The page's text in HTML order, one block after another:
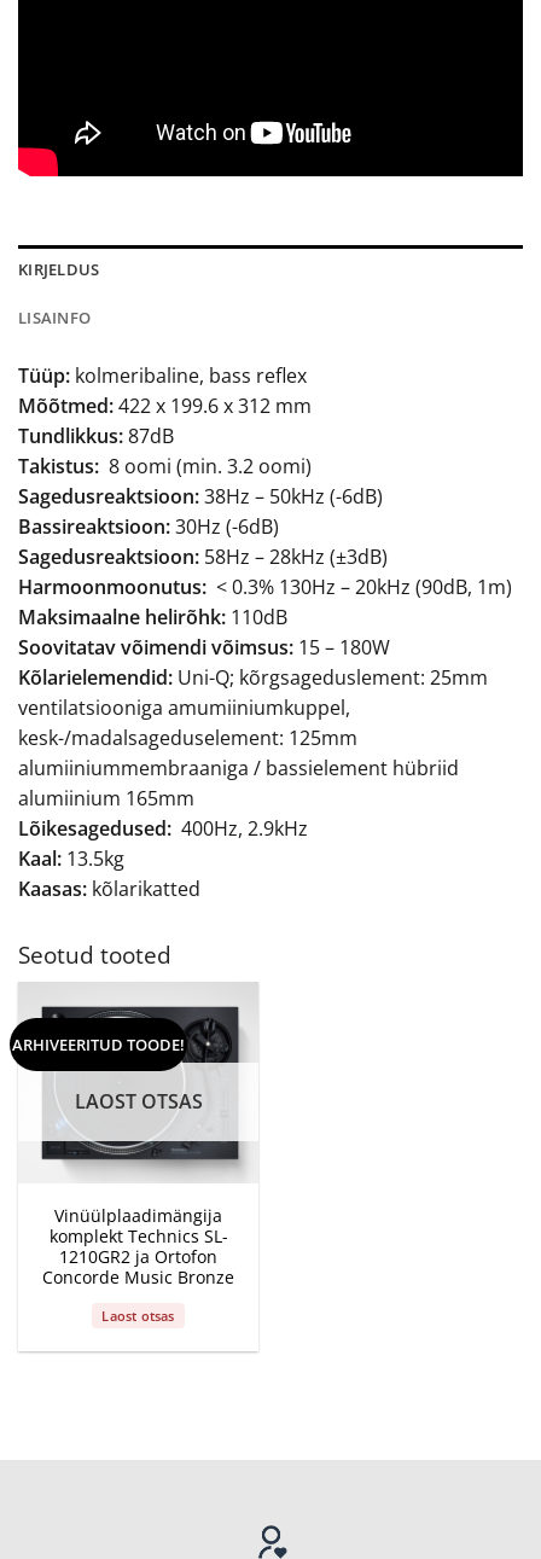
KIRJELDUS
LISAINFO
Tüüp: kolmeribaline, bass reflex
Mõõtmed:422 x 199.6 x 312 mm
Tundlikkus:87dB
Takistus: 8 oomi (min. 3.2 oomi)
Sagedusreaktsioon:38Hz – 50kHz (-6dB)
Bassireaktsioon:30Hz (-6dB)
Sagedusreaktsioon: 58Hz – 28kHz (±3dB)
Harmoonmoonutus: < 0.3% 130Hz – 20kHz (90dB, 1m)
Maksimaalne helirõhk: 110dB
Soovitatav võimendi võimsus: 15 – 180W
Kõlarielemendid: Uni-Q; kõrgsageduslement: 25mm
ventilatsiooniga amumiiniumkuppel,
kesk-/madalsageduselement: 125mm
alumiiniummembraaniga / bassielement hübriid
alumiinium 165mm
Lõikesagedused: 400Hz, 2.9kHz
Kaal: 13.5kg
Kaasas: kõlarikatted
Seotud tooted
ARHIVEERITUD TOODE!
LAOST OTSAS
Vinüülplaadimängija
komplekt Technics SL-
1210GR2 ja Ortofon
Concorde Music Bronze
Laost otsas